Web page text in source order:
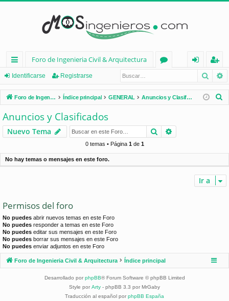
nl
ac
es
rá
pi
d
Foro de Ingenieria Civil & Arquitectura
os
nt
ifi
e
eg
ist
ra
Identificarse Registrarse
Foro de Ingenieria Civil & Arquitectura Índice principal GENERAL Anuncios y Clasificados
r
Anuncios y Clasificados
Nuevo Tema Buscar
0 temas • Página 1de 1
No hay temas o mensajes en este foro.
Ir a
Permisos del foro
No puedes abrir nuevos temas en este Foro
No puedes responder a temas en este Foro
No puedes editar sus mensajes en este Foro
No puedes borrar sus mensajes en este Foro
No puedes enviar adjuntos en este Foro
Foro de Ingenieria Civil & Arquitectura Índice principal
Desarrollado por phpBB® Forum Software © phpBB Limited
Style por Arty - phpBB 3.3 por MrGaby
Traducción al español por phpBB España